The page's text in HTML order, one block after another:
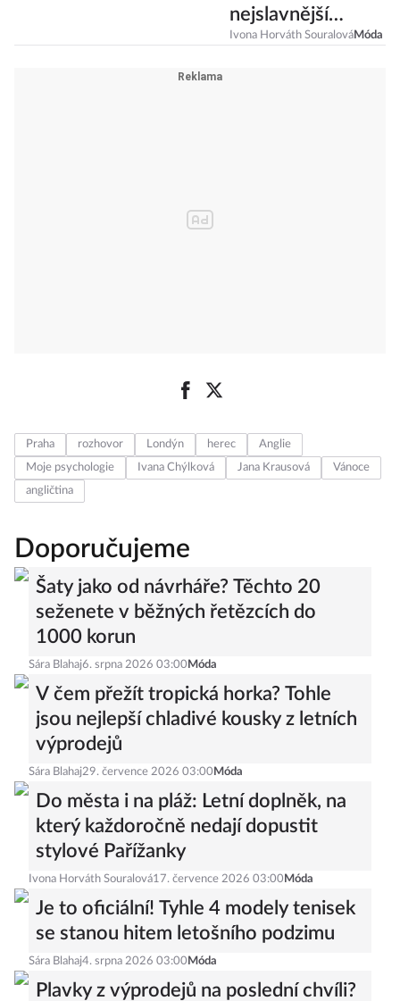
nejslavnější
kousky módního
Ivona Horváth SouralováMóda
Praha rozhovor Londýn herec
Anglie
Moje psychologie
Ivana Chýlková Jana Krausová
Vánoce
angličtina
Doporučujeme
Šaty jako od návrháře? Těchto 20
seženete v běžných řetězcích do
1000 korun
Sára Blahaj6. srpna 2026 03:00 Móda
V čem přežít tropická horka? Tohle
jsou nejlepší chladivé kousky z letních
výprodejů
Sára Blahaj29. července 2026 03:00 Móda
Do města i na pláž: Letní doplněk, na
který každoročně nedají dopustit
stylové Pařížanky
Ivona Horváth Souralová17. července 2026 03:00 Móda
Je to oficiální! Tyhle 4 modely tenisek
se stanou hitem letošního podzimu
Sára Blahaj4. srpna 2026 03:00 Móda
Plavky z výprodejů na poslední chvíli?